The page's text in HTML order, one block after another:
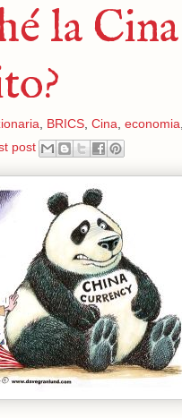
la
BRICS, Cina economia
post